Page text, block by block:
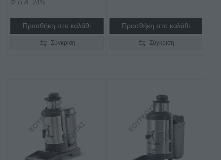
Φ.Π.Α. 24%
Προσθήκη στο καλάθι
Σύγκριση
Προσθήκη στο καλάθι
Σύγκριση